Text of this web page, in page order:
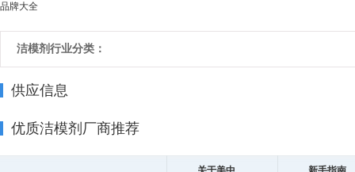
品牌大全
洁模剂行业分类：
供应信息
优质洁模剂厂商推荐